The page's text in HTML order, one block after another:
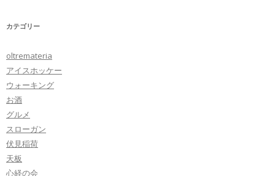
カテゴリー
oltremateria
アイスホッケー
ウォーキング
お酒
グルメ
スローガン
伏見稲荷
天板
心経の会